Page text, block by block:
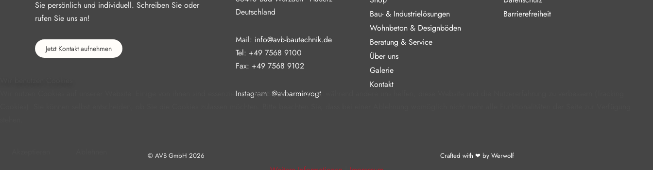
Sie persönlich und individuell. Schreiben Sie oder
rufen Sie uns an!
Jetzt Kontakt aufnehmen
Deutschland
Mail: info@avb-bautechnik.de
Tel: +49 7568 9100
Fax: +49 7568 9102
Instagram:@avbarminvogt
Bau- & Industrielösungen
Wohnbeton & Designböden
Beratung & Service
Über uns
Galerie
Kontakt
Barrierefreiheit
© AVB GmbH 2026 Crafted with ❤ by Werwolf
Wir nutzen Cookies auf unserer Website. Einige von ihnen sind essenziell für den Betrieb der Seite, während andere uns helfen, diese Website und die Nutzererfahrung zu verbessern (Tracking